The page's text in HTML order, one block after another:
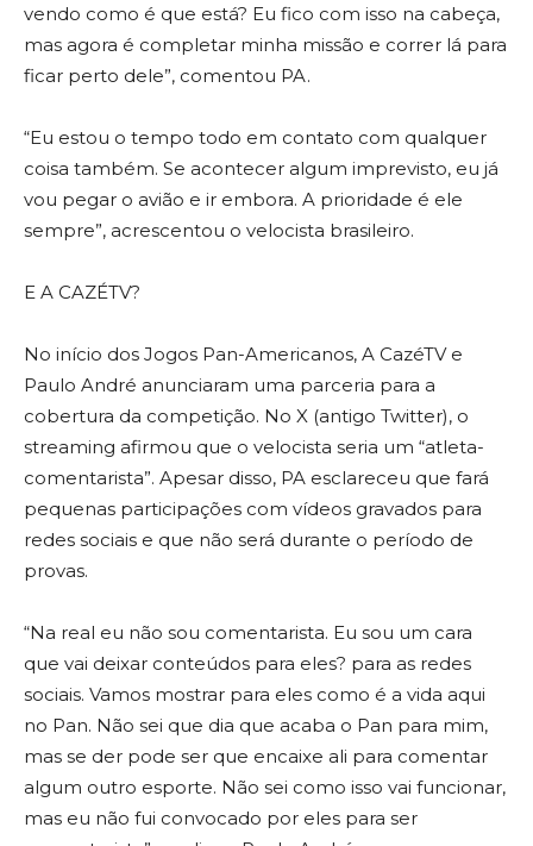
vendo como é que está? Eu fico com isso na cabeça,
mas agora é completar minha missão e correr lá para
ficar perto dele”, comentou PA.
“Eu estou o tempo todo em contato com qualquer
coisa também. Se acontecer algum imprevisto, eu já
vou pegar o avião e ir embora. A prioridade é ele
sempre”, acrescentou o velocista brasileiro.
E A CAZÉTV?
No início dos Jogos Pan-Americanos, A CazéTV e
Paulo André anunciaram uma parceria para a
cobertura da competição. No X (antigo Twitter), o
streaming afirmou que o velocista seria um “atleta-
comentarista”. Apesar disso, PA esclareceu que fará
pequenas participações com vídeos gravados para
redes sociais e que não será durante o período de
provas.
“Na real eu não sou comentarista. Eu sou um cara
que vai deixar conteúdos para eles? para as redes
sociais. Vamos mostrar para eles como é a vida aqui
no Pan. Não sei que dia que acaba o Pan para mim,
mas se der pode ser que encaixe ali para comentar
algum outro esporte. Não sei como isso vai funcionar,
mas eu não fui convocado por eles para ser